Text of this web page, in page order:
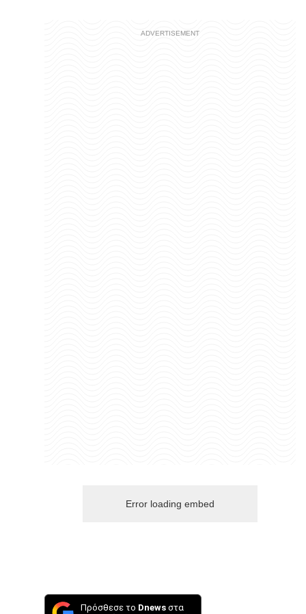
Error loading embed
Πρόσθεσε το Dnews στα